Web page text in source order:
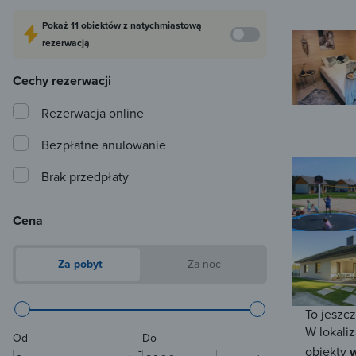
To
W
obiekty
Pokaż11 obiektówz natychmiastową
rezerwacją
Cechy rezerwacji
Rezerwacja online
Bezpłatne anulowanie
Brak przedpłaty
Cena
Za pobyt Za noc
Od
-
Do